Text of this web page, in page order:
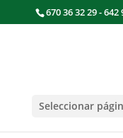
670 36 32 29 - 642
Seleccionar